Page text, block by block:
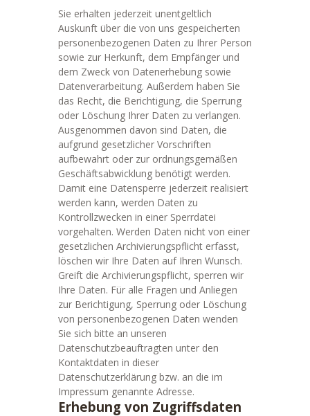
Sie erhalten jederzeit unentgeltlich
Auskunft über die von uns gespeicherten
personenbezogenen Daten zu Ihrer Person
sowie zur Herkunft, dem Empfänger und
dem Zweck von Datenerhebung sowie
Datenverarbeitung. Außerdem haben Sie
das Recht, die Berichtigung, die Sperrung
oder Löschung Ihrer Daten zu verlangen.
Ausgenommen davon sind Daten, die
aufgrund gesetzlicher Vorschriften
aufbewahrt oder zur ordnungsgemäßen
Geschäftsabwicklung benötigt werden.
Damit eine Datensperre jederzeit realisiert
werden kann, werden Daten zu
Kontrollzwecken in einer Sperrdatei
vorgehalten. Werden Daten nicht von einer
gesetzlichen Archivierungspflicht erfasst,
löschen wir Ihre Daten auf Ihren Wunsch.
Greift die Archivierungspflicht, sperren wir
Ihre Daten. Für alle Fragen und Anliegen
zur Berichtigung, Sperrung oder Löschung
von personenbezogenen Daten wenden
Sie sich bitte an unseren
Datenschutzbeauftragten unter den
Kontaktdaten in dieser
Datenschutzerklärung bzw. an die im
Impressum genannte Adresse.
Erhebung von Zugriffsdaten